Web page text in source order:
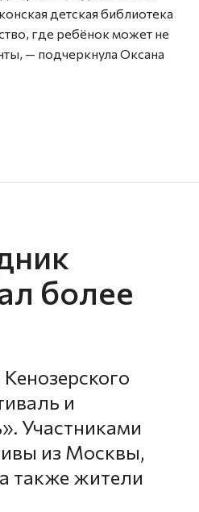
детская библиотека
где ребёнок может не
— подчеркнула Оксана
более
и
Участниками
из Москвы,
также жители